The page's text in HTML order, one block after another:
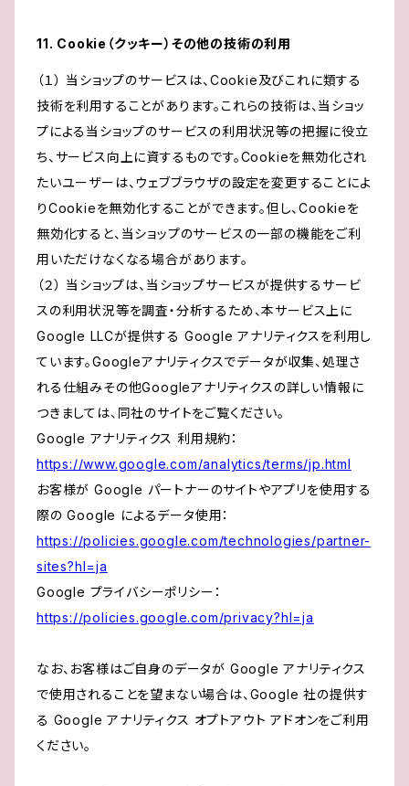
11. Cookie（クッキー）その他の技術の利用
（１） 当ショップのサービスは、Cookie及びこれに類する
技術を利用することがあります。これらの技術は、当ショッ
プによる当ショップのサービスの利用状況等の把握に役立
ち、サービス向上に資するものです。Cookieを無効化され
たいユーザーは、ウェブブラウザの設定を変更することによ
りCookieを無効化することができます。但し、Cookieを
無効化すると、当ショップのサービスの一部の機能をご利
用いただけなくなる場合があります。
（２） 当ショップは、当ショップサービスが提供するサービ
スの利用状況等を調査・分析するため、本サービス上に
Google LLCが提供する Google アナリティクスを利用し
ています。Googleアナリティクスでデータが収集、処理さ
れる仕組みその他Googleアナリティクスの詳しい情報に
つきましては、同社のサイトをご覧ください。
Google アナリティクス 利用規約：
https://www.google.com/analytics/terms/jp.html
お客様が Google パートナーのサイトやアプリを使用する
際の Google によるデータ使用：
https://policies.google.com/technologies/partner-
sites?hl=ja
Google プライバシーポリシー：
https://policies.google.com/privacy?hl=ja
なお、お客様はご自身のデータが Google アナリティクス
で使用されることを望まない場合は、Google 社の提供す
る Google アナリティクス オプトアウト アドオンをご利用
ください。